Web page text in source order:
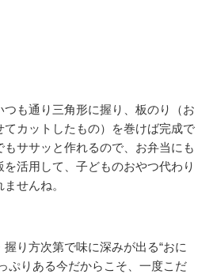
も通り三角形に握り、板のり（お
てカットしたもの）を巻けば完成で
ササッと作れるので、お弁当にも
活用して、子どものおやつ代わり
せんね。
り方次第で味に深みが出る“おに
ぷりある今だからこそ、一度こだ